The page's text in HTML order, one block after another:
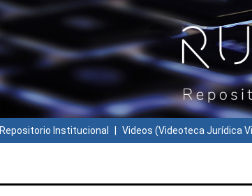
Repositorio Institucional Videos (Videoteca Jurídica